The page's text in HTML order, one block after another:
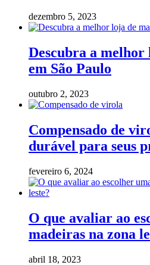
dezembro 5, 2023
Descubra a
em São Paulo
outubro 2, 2023
Compensado de
durável para seus
fevereiro 6, 2024
O que avaliar ao
madeiras na zona
abril 18, 2023